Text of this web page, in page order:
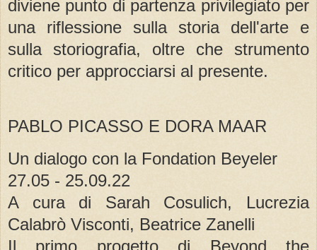
diviene punto di partenza privilegiato per
una riflessione sulla storia dell'arte e
sulla storiografia, oltre che strumento
critico per approcciarsi al presente.
PABLO PICASSO E DORA MAAR
Un dialogo con la Fondation Beyeler
27.05 - 25.09.22
A cura di Sarah Cosulich, Lucrezia
Calabrò Visconti, Beatrice Zanelli